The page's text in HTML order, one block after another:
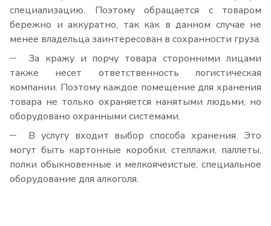
специализацию. Поэтому обращается с товаром
бережно и аккуратно, так как в данном случае не
менее владельца заинтересован в сохранности груза.
За кражу и порчу товара сторонними лицами
также несет ответственность логистическая
компании. Поэтому каждое помещение для хранения
товара не только охраняется нанятыми людьми, но
оборудовано охранными системами.
В услугу входит выбор способа хранения. Это
могут быть картонные коробки, стеллажи, паллеты,
полки обыкновенные и мелкоячеистые, специальное
оборудование для алкоголя.